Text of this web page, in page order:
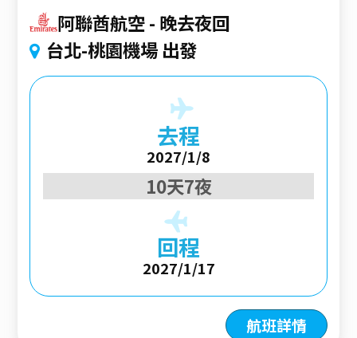
阿聯酋航空 晚去夜回
台北-桃園機場 出發
去程
2027/1/8
10天7夜
回程
2027/1/17
航班詳情